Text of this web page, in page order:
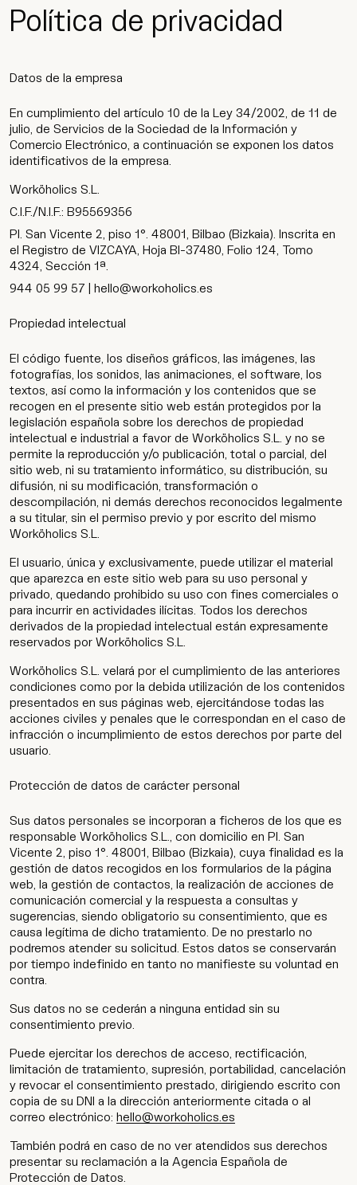
Política de privacidad
Datos de la empresa
En cumplimiento del artículo 10 de la Ley 34/2002, de 11 de
julio, de Servicios de la Sociedad de la Información y
Comercio Electrónico, a continuación se exponen los datos
identificativos de la empresa.
Worköholics S.L.
C.I.F./N.I.F.: B95569356
Pl. San Vicente 2, piso 1°. 48001, Bilbao (Bizkaia). Inscrita en
el Registro de VIZCAYA, Hoja BI-37480, Folio 124, Tomo
4324, Sección 1ª.
944 05 99 57 |
hello@workoholics.es
Propiedad intelectual
El código fuente, los diseños gráficos, las imágenes, las
fotografías, los sonidos, las animaciones, el software, los
textos, así como la información y los contenidos que se
recogen en el presente sitio web están protegidos por la
legislación española sobre los derechos de propiedad
intelectual e industrial a favor de Worköholics S.L. y no se
permite la reproducción y/o publicación, total o parcial, del
sitio web, ni su tratamiento informático, su distribución, su
difusión, ni su modificación, transformación o
descompilación, ni demás derechos reconocidos legalmente
a su titular, sin el permiso previo y por escrito del mismo
Worköholics S.L.
El usuario, única y exclusivamente, puede utilizar el material
que aparezca en este sitio web para su uso personal y
privado, quedando prohibido su uso con fines comerciales o
para incurrir en actividades ilícitas. Todos los derechos
derivados de la propiedad intelectual están expresamente
reservados por Worköholics S.L.
Worköholics S.L. velará por el cumplimiento de las anteriores
condiciones como por la debida utilización de los contenidos
presentados en sus páginas web, ejercitándose todas las
acciones civiles y penales que le correspondan en el caso de
infracción o incumplimiento de estos derechos por parte del
usuario.
Protección de datos de carácter personal
Sus datos personales se incorporan a ficheros de los que es
responsable Worköholics S.L., con domicilio en Pl. San
Vicente 2, piso 1°. 48001, Bilbao (Bizkaia), cuya finalidad es la
gestión de datos recogidos en los formularios de la página
web, la gestión de contactos, la realización de acciones de
comunicación comercial y la respuesta a consultas y
sugerencias, siendo obligatorio su consentimiento, que es
causa legítima de dicho tratamiento. De no prestarlo no
podremos atender su solicitud. Estos datos se conservarán
por tiempo indefinido en tanto no manifieste su voluntad en
contra.
Sus datos no se cederán a ninguna entidad sin su
consentimiento previo.
Puede ejercitar los derechos de acceso, rectificación,
limitación de tratamiento, supresión, portabilidad, cancelación
y revocar el consentimiento prestado, dirigiendo escrito con
copia de su DNI a la dirección anteriormente citada o al
correo electrónico: hello@workoholics.es
También podrá en caso de no ver atendidos sus derechos
presentar su reclamación a la Agencia Española de
Protección de Datos.